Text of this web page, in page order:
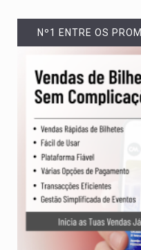
Nº1 ENTRE OS